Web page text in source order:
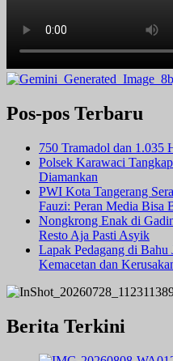
Pos-pos Terbaru
750 Tramadol dan 1.035
Polsek Karawaci
Diamankan
PWI Kota Tangerang
Fauzi: Peran Media Bisa
Nongkrong Enak di
Resto Aja Pasti Asyik
Lapak Pedagang di
Kemacetan dan
Berita Terkini